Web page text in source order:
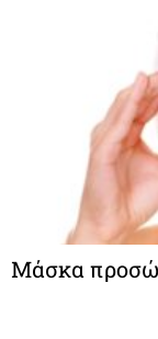
Μάσκα